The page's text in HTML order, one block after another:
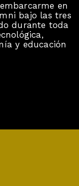
en
bajo las tres
durante toda
y educación